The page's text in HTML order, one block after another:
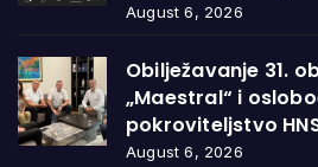
August 6, 2026
Obilježavanje 31.
„Maestral“ i
pokroviteljstvo
August 6, 2026